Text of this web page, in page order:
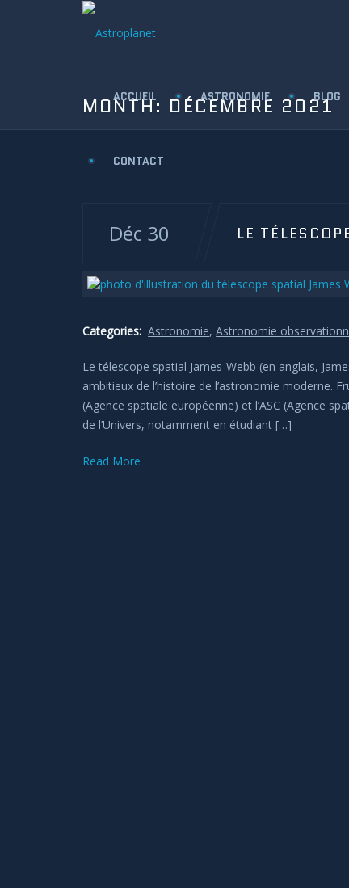
ACCUEIL ASTRONOMIE BLOG
CONTACT
MONTH: DÉCEMBRE 2021
Déc 30 LE
Categories: Astronomie,Astronomie
Le télescope spatial James-Webb (en anglais,
ambitieux de l’histoire de l’astronomie moderne.
(Agence spatiale européenne) et l’ASC (Agence
de l’Univers, notamment en étudiant […]
Read More